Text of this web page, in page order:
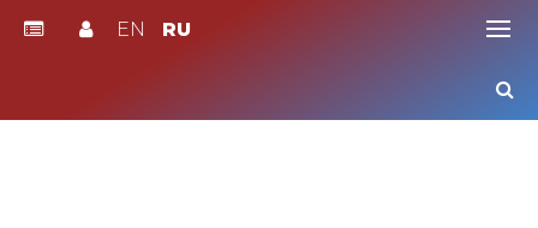
EN RU